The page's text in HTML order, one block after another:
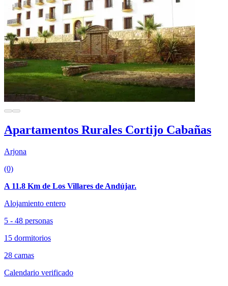
Apartamentos Rurales Cortijo Cabañas
Arjona
(0)
A 11.8 Km de Los Villares de Andújar.
Alojamiento entero
5 - 48 personas
15 dormitorios
28 camas
Calendario verificado